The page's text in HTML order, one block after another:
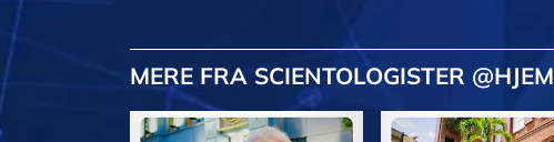
MERE FRA SCIENTOLOGISTER